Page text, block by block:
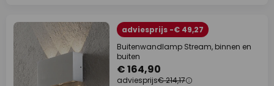
adviesprijs -€ 49,27
Buitenwandlamp Stream, binnen en
buiten
€ 164,90
adviesprijs€ 214,17